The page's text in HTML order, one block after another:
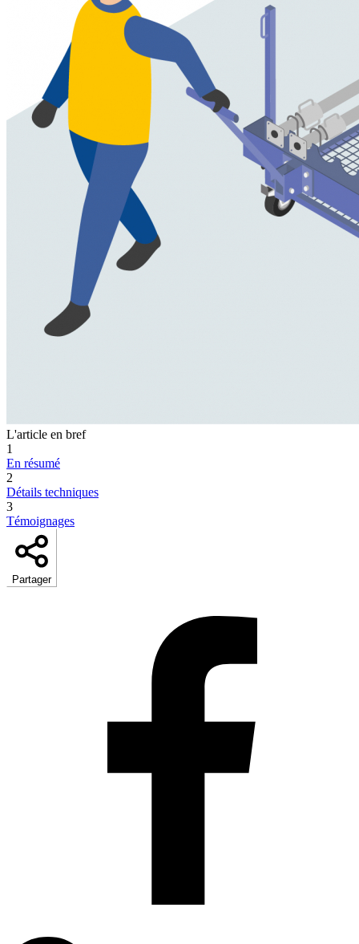
L'article en bref
1
En résumé
2
Détails techniques
3
Témoignages
Partager